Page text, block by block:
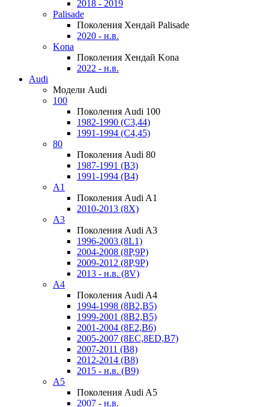
2018 - 2019
Palisade
Поколения Хендай Palisade
2020 - н.в.
Kona
Поколения Хендай Kona
2022 - н.в.
Audi
Модели Audi
100
Поколения Audi 100
1982-1990 (С3,44)
1991-1994 (С4,45)
80
Поколения Audi 80
1987-1991 (B3)
1991-1994 (B4)
A1
Поколения Audi A1
2010-2013 (8X)
A3
Поколения Audi A3
1996-2003 (8L1)
2004-2008 (8P,9P)
2009-2012 (8P,9P)
2013 - н.в. (8V)
A4
Поколения Audi A4
1994-1998 (8B2,B5)
1999-2001 (8B2,B5)
2001-2004 (8E2,B6)
2005-2007 (8EC,8ED,B7)
2007-2011 (B8)
2012-2014 (B8)
2015 - н.в. (B9)
A5
Поколения Audi A5
2007 - н.в.